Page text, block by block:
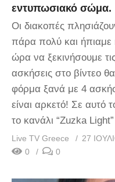
εντυπωσιακό σώμα.
Οι διακοπές
πάρα πολύ και ήπιαμε
ώρα να ξεκινήσουμε
ασκήσεις στο βίντεο
φόρμα ξανά με 4
είναι αρκετό! Σε αυτό
το κανάλι “Zuzka
Live TV Greece
27
0
0